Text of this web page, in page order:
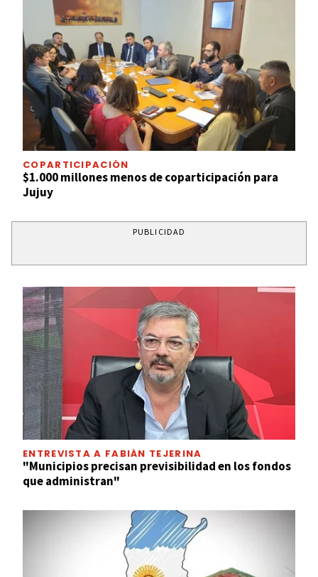
COPARTICIPACIÓN
$1.000 millones menos de coparticipación para
Jujuy
PUBLICIDAD
ENTREVISTA A FABIÁN TEJERINA
"Municipios precisan previsibilidad en los fondos
que administran"